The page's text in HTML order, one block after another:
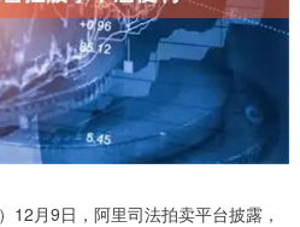
12月9日，阿里司法拍卖平台披露，